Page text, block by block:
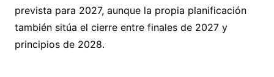
prevista para 2027, aunque la propia planificación
también sitúa el cierre entre finales de 2027 y
principios de 2028.